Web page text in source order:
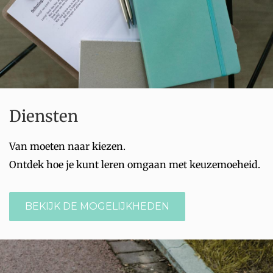
Diensten
Van moeten naar kiezen.
Ontdek hoe je kunt leren omgaan met keuzemoeheid.
BEKIJK DE MOGELIJKHEDEN